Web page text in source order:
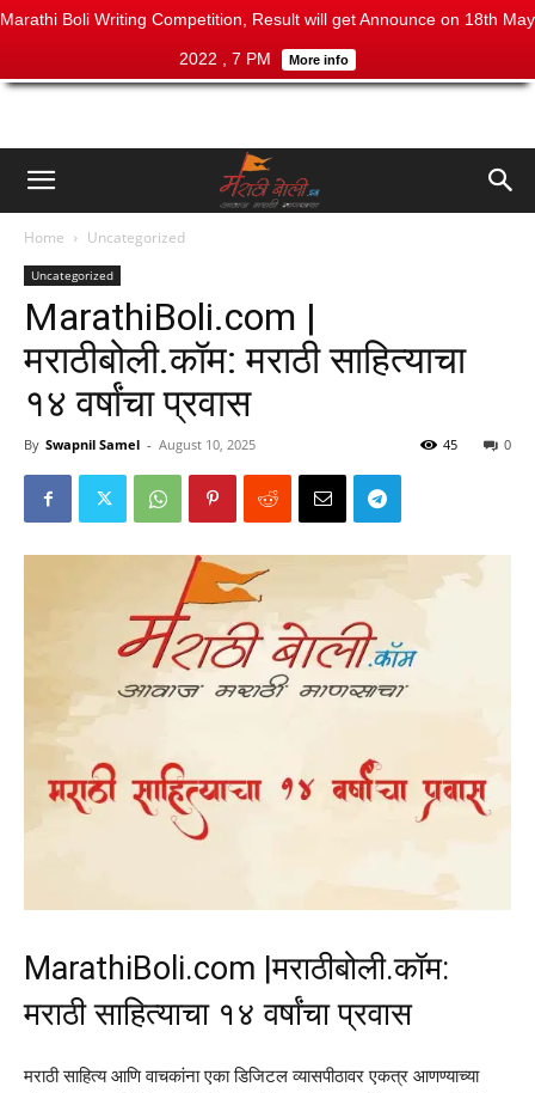
Marathi Boli Writing Competition, Result will get Announce on 18th May
2022 , 7 PM More info
Home Uncategorized
Uncategorized
MarathiBoli.com |
मराठीबोली.कॉम: मराठी साहित्याचा
१४ वर्षांचा प्रवास
By Swapnil Samel - August 10, 2025 0
45
MarathiBoli.com |मराठीबोली.कॉम:
मराठी साहित्याचा १४ वर्षांचा प्रवास
मराठी साहित्य आणि वाचकांना एका डिजिटल व्यासपीठावर एकत्र आणण्याच्या